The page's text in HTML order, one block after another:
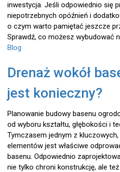
inwestycja. Jeśli odpowiednio się
niepotrzebnych opóźnień i
o czym warto pamiętać jeszcze
Sprawdź, co możesz wybudować
Blog
Drenaż wokół
jest konieczny?
Planowanie budowy basenu
od wyboru kształtu, głębokości i
Tymczasem jednym z
elementów jest właściwe
basenu. Odpowiednio
nie tylko chroni konstrukcję, ale